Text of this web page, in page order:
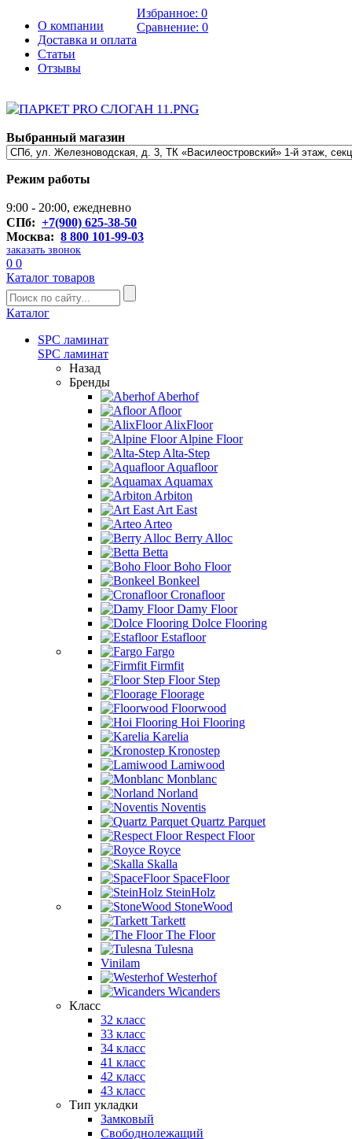
О компании
Доставка и оплата
Статьи
Отзывы
Избранное: 0
Сравнение: 0
Выбранный магазин
Режим работы
9:00 - 20:00, ежедневно
СПб: +7(900) 625-38-50
Москва: 8 800 101-99-03
заказать звонок
0 0
Каталог товаров
Каталог
SPC ламинат
SPC ламинат
Назад
Бренды
Aberhof
Afloor
AlixFloor
Alpine Floor
Alta-Step
Aquafloor
Aquamax
Arbiton
Art East
Arteo
Berry Alloc
Betta
Boho Floor
Bonkeel
Cronafloor
Damy Floor
Dolce Flooring
Estafloor
Fargo
Firmfit
Floor Step
Floorage
Floorwood
Hoi Flooring
Karelia
Kronostep
Lamiwood
Monblanc
Norland
Noventis
Quartz Parquet
Respect Floor
Royce
Skalla
SpaceFloor
SteinHolz
StoneWood
Tarkett
The Floor
Tulesna
Vinilam
Westerhof
Wicanders
Класс
32 класс
33 класс
34 класс
41 класс
42 класс
43 класс
Тип укладки
Замковый
Свободнолежащий